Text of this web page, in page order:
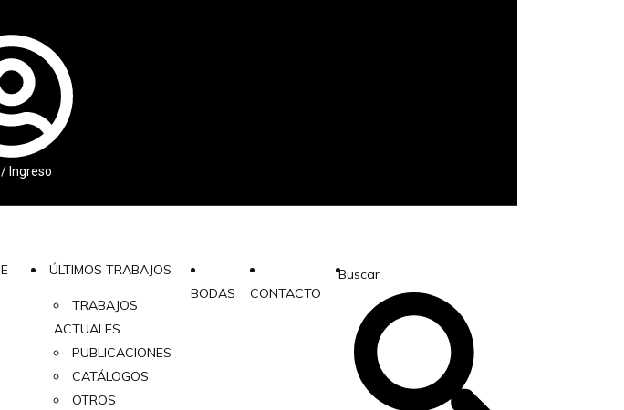
Ingreso
ÚLTIMOS TRABAJOS
TRABAJOS
ACTUALES
PUBLICACIONES
CATÁLOGOS
OTROS
BODAS CONTACTO
Buscar